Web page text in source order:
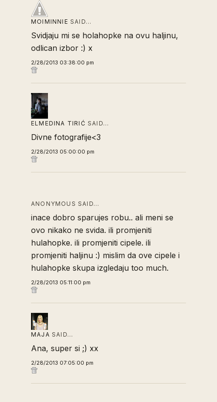
MOIMINNIE SAID…
Svidjaju mi se holahopke na ovu haljinu,
odlican izbor :) x
2/28/2013 03:38:00 pm
ELMEDINA TIRIĆ SAID…
Divne fotografije<3
2/28/2013 05:00:00 pm
ANONYMOUS SAID…
inace dobro sparujes robu.. ali meni se
ovo nikako ne svida. ili promjeniti
hulahopke. ili promjeniti cipele. ili
promjeniti haljinu :) mislim da ove cipele i
hulahopke skupa izgledaju too much.
2/28/2013 05:11:00 pm
MAJA SAID…
Ana, super si ;) xx
2/28/2013 07:05:00 pm